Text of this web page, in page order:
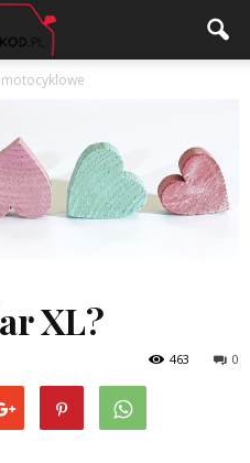
XL?
0
463